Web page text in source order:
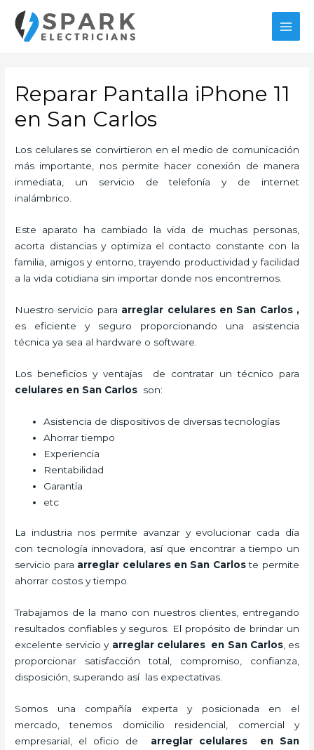
contenido
Reparar Pantalla iPhone 11
en San Carlos
Los celulares se convirtieron en el medio de comunicación
más importante, nos permite hacer conexión de manera
inmediata, un servicio de telefonía y de internet
inalámbrico.
Este aparato ha cambiado la vida de muchas personas,
acorta distancias y optimiza el contacto constante con la
familia, amigos y entorno, trayendo productividad y facilidad
a la vida cotidiana sin importar donde nos encontremos.
Nuestro servicio para arreglar celulares en San Carlos ,
es eficiente y seguro proporcionando una asistencia
técnica ya sea al hardware o software.
Los beneficios y ventajas de contratar un técnico para
celulares en San Carlos son:
Asistencia de dispositivos de diversas tecnologías
Ahorrar tiempo
Experiencia
Rentabilidad
Garantía
etc
La industria nos permite avanzar y evolucionar cada día
con tecnología innovadora, así que encontrar a tiempo un
servicio para arreglar celulares en San Carloste permite
ahorrar costos y tiempo.
Trabajamos de la mano con nuestros clientes, entregando
resultados confiables y seguros. El propósito de brindar un
excelente servicio y arreglar celulares en San Carlos, es
proporcionar satisfacción total, compromiso, confianza,
disposición, superando así las expectativas.
Somos una compañía experta y posicionada en el
mercado, tenemos domicilio residencial, comercial y
empresarial, el oficio de arreglar celulares en San